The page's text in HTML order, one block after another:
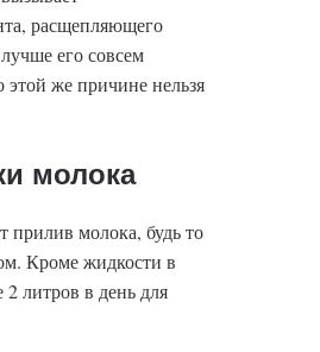
расщепляющего
его совсем
же причине нельзя
молока
прилив молока, будь то
Кроме жидкости в
литров в день для